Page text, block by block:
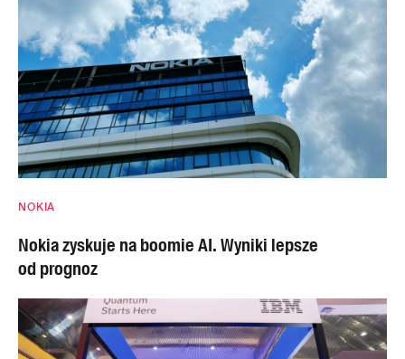
NOKIA
Nokia zyskuje na boomie AI. Wyniki lepsze
od prognoz